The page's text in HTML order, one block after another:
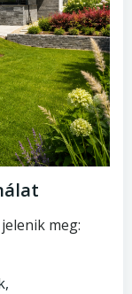
meg: